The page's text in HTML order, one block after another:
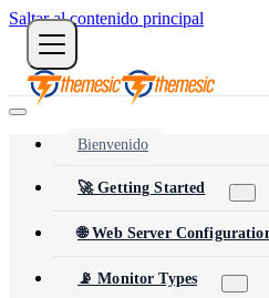
Saltar al contenido principal
Bienvenido
🚀 Getting Started
🌐 Web Server
📡 Monitor Types